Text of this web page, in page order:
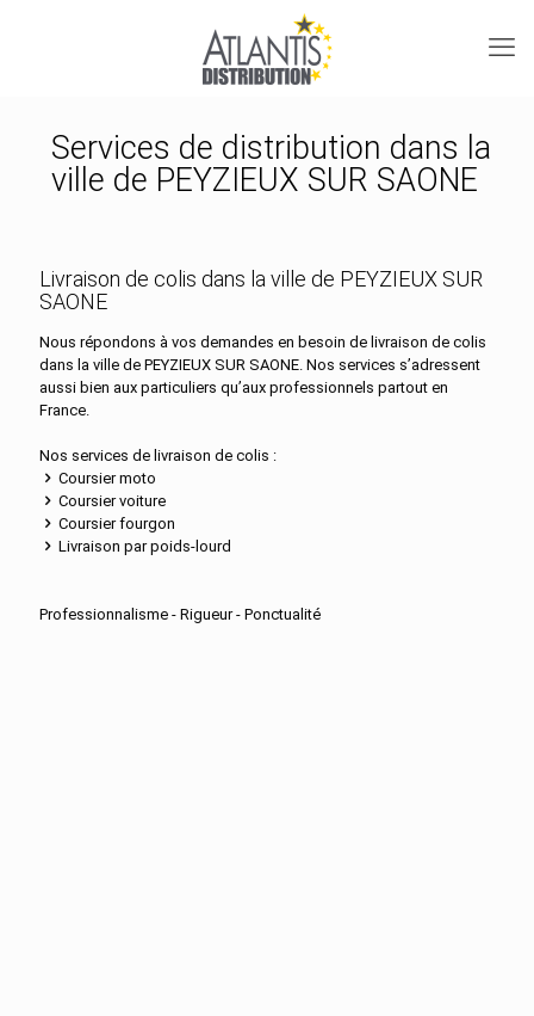
Services de distribution dans la
ville de PEYZIEUX SUR SAONE
Livraison de colis dans la ville de PEYZIEUX SUR
SAONE
Nous répondons à vos demandes en besoin de livraison de colis
dans la ville de PEYZIEUX SUR SAONE. Nos services s’adressent
aussi bien aux particuliers qu’aux professionnels partout en
France.
Nos services de livraison de colis :
Coursier moto
Coursier voiture
Coursier fourgon
Livraison par poids-lourd
Professionnalisme - Rigueur - Ponctualité